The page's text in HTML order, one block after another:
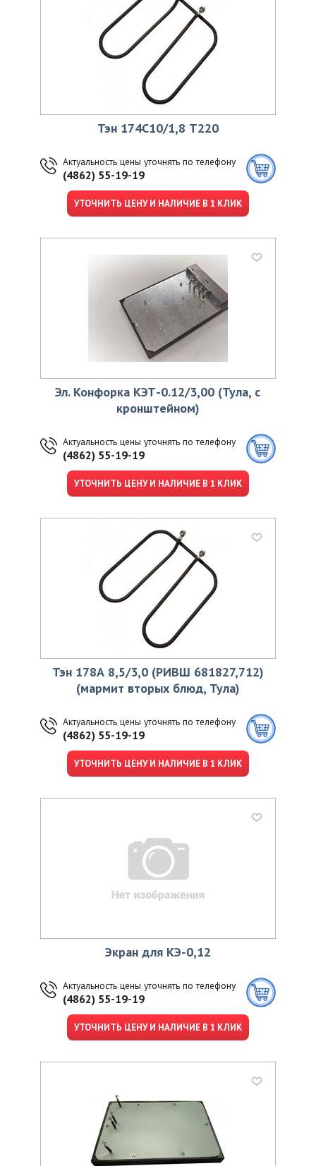
Тэн 174С10/1,8 Т220
Актуальность цены уточнять по телефону
(4862) 55-19-19
УТОЧНИТЬ ЦЕНУ И НАЛИЧИЕ В 1 КЛИК
Эл. Конфорка КЭТ-0.12/3,00 (Тула, с
кронштейном)
Актуальность цены уточнять по телефону
(4862) 55-19-19
УТОЧНИТЬ ЦЕНУ И НАЛИЧИЕ В 1 КЛИК
Тэн 178А 8,5/3,0 (РИВШ 681827,712)
(мармит вторых блюд, Тула)
Актуальность цены уточнять по телефону
(4862) 55-19-19
УТОЧНИТЬ ЦЕНУ И НАЛИЧИЕ В 1 КЛИК
Экран для КЭ-0,12
Актуальность цены уточнять по телефону
(4862) 55-19-19
УТОЧНИТЬ ЦЕНУ И НАЛИЧИЕ В 1 КЛИК